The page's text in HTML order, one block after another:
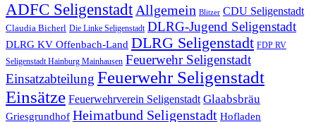
ADFC SeligenstadtAllgemein Blitzer CDU Seligenstadt
Claudia Bicherl Die Linke Seligenstadt DLRG-Jugend Seligenstadt
DLRG KV Offenbach-Land DLRG Seligenstadt FDP RV
Seligenstadt Hainburg Mainhausen Feuerwehr Seligenstadt
Einsatzabteilung Feuerwehr Seligenstadt
Einsätze Feuerwehrverein Seligenstadt Glaabsbräu
Griesgrundhof Heimatbund Seligenstadt Hofladen